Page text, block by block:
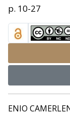
p. 10-27
ENIO